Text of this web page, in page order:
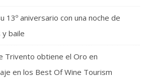
13º aniversario con una noche de
baile
Trivento obtiene el Oro en
en los Best Of Wine Tourism